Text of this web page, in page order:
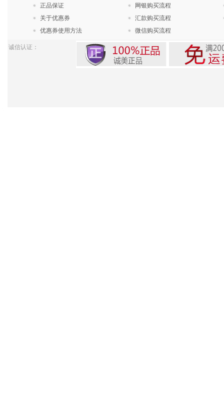
正品保证
关于优惠券
优惠券使用方法
网银购买流程
汇款购买流程
微信购买流程
诚信认证：